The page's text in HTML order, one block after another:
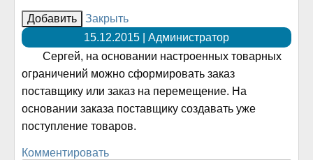
Закрыть
15.12.2015 | Администратор
Сергей, на основании настроенных товарных
ограничений можно сформировать заказ
поставщику или заказ на перемещение. На
основании заказа поставщику создавать уже
поступление товаров.
Комментировать